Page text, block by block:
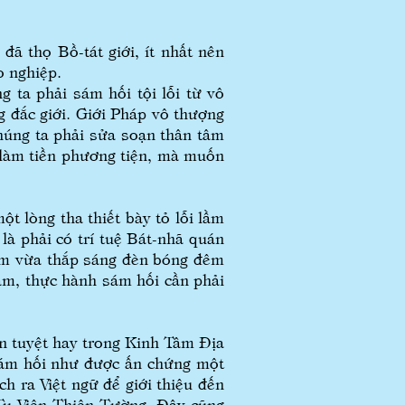
thọ Bồ-tát giới, ít nhất nên
nghiệp.
ta phải sám hối tội lỗi từ vô
đắc giới. Giới Pháp vô thượng
ta phải sửa soạn thân tâm
tiền phương tiện, mà muốn
lòng tha thiết bày tỏ lỗi lầm
phải có trí tuệ Bát-nhã quán
vừa thắp sáng đèn bóng đêm
thực hành sám hối cần phải
tuyệt hay trong Kinh Tâm Địa
hối như được ấn chứng một
ra Việt ngữ để giới thiệu đến